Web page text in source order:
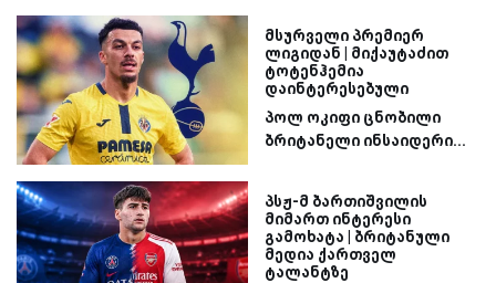
მსურველი პრემიერ
ლიგიდან | მიქაუტაძით
ტოტენჰემია
დაინტერესებული
პოლ ოკიფი ცნობილი
ბრიტანელი ინსაიდერი...
პსჟ-მ ბართიშვილის
მიმართ ინტერესი
გამოხატა | ბრიტანული
მედია ქართველ
ტალანტზე